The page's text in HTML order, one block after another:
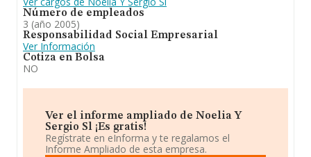
Número de empleados
3 (año 2005)
Responsabilidad Social Empresarial
Ver Información
Cotiza en Bolsa
NO
Ver el informe ampliado de Noelia Y
Sergio Sl ¡Es gratis!
Regístrate en eInforma y te regalamos el
Informe Ampliado de esta empresa.